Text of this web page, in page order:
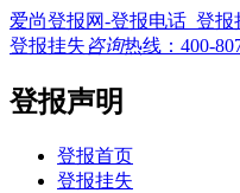
爱尚登报网-登报电话_登报
登报挂失咨询热线： 400-
登报声明
登报首页
登报挂失